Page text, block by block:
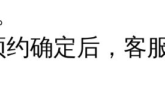
约确定后，客